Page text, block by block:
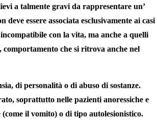
a talmente gravi da rappresentare un’
essere associata esclusivamente ai casi
con la vita, ma anche a quelli
che si ritrova anche nel
di personalità o di abuso di sostanze.
soprattutto nelle pazienti anoressiche e
il vomito) o di tipo autolesionistico.